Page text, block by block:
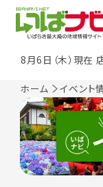
8月6日（木）現
ホーム イベント